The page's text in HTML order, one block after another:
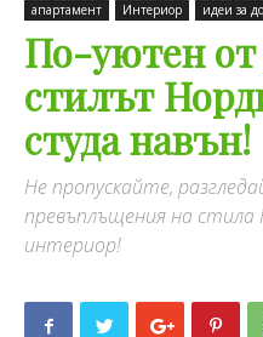
апартамент Интериор идеи за
По-уютен от
стилът
студа навън!
Не пропускайте,
превъплъщения на
интериор!